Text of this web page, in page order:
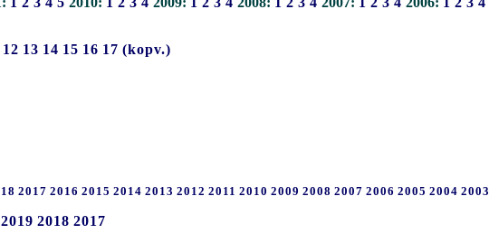
12 13 14 15 16 17 (kopv.)
2017 2016 2015 2014 2013 2012 2011 2010 2009 2008 2007 2006 2005 2004 2003
2019 2018 2017